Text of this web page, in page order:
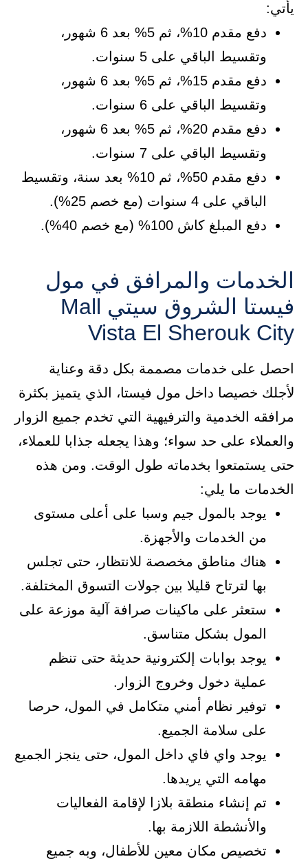
يأتي:
دفع مقدم 10%، ثم 5% بعد 6 شهور،
وتقسيط الباقي على 5 سنوات.
دفع مقدم 15%، ثم 5% بعد 6 شهور،
وتقسيط الباقي على 6 سنوات.
دفع مقدم 20%، ثم 5% بعد 6 شهور،
وتقسيط الباقي على 7 سنوات.
دفع مقدم 50%، ثم 10% بعد سنة، وتقسيط
الباقي على 4 سنوات (مع خصم 25%).
دفع المبلغ كاش 100% (مع خصم 40%).
الخدمات والمرافق في مول
فيستا الشروق سيتي Mall
Vista El Sherouk City
احصل على خدمات مصممة بكل دقة وعناية
لأجلك خصيصا داخل مول فيستا، الذي يتميز بكثرة
مرافقه الخدمية والترفيهية التي تخدم جميع الزوار
والعملاء على حد سواء؛ وهذا يجعله جذابا للعملاء،
حتى يستمتعوا بخدماته طول الوقت. ومن هذه
الخدمات ما يلي:
يوجد بالمول جيم وسبا على أعلى مستوى
من الخدمات والأجهزة.
هناك مناطق مخصصة للانتظار، حتى تجلس
بها لترتاح قليلا بين جولات التسوق المختلفة.
ستعثر على ماكينات صرافة آلية موزعة على
المول بشكل متناسق.
يوجد بوابات إلكترونية حديثة حتى تنظم
عملية دخول وخروج الزوار.
توفير نظام أمني متكامل في المول، حرصا
على سلامة الجميع.
يوجد واي فاي داخل المول، حتى ينجز الجميع
مهامه التي يريدها.
تم إنشاء منطقة بلازا لإقامة الفعاليات
والأنشطة اللازمة بها.
تخصيص مكان معين للأطفال، وبه جميع